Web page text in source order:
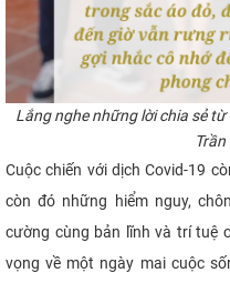
Lắng nghe những lời chia sẻ từ
Trần
Cuộc chiến với dịch Covid-19
còn đó những hiểm nguy,
cường cùng bản lĩnh và trí tuệ
vọng về một ngày mai cuộc